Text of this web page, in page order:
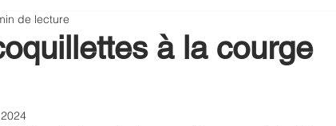
à la courge
de lecture